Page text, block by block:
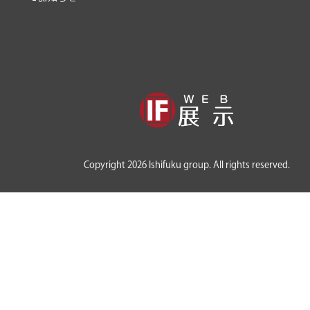
Copyright 2026 Ishifuku group. All rights reserved.